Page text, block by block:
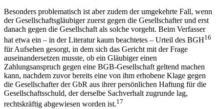
Besonders problematisch ist aber zudem der umgekehrte Fall, wenn
der Gesellschaftsgläubiger zuerst gegen die Gesellschafter und erst
danach gegen die Gesellschaft als solche vorgeht. Beim Verfasser
hat etwa ein –​ in der Literatur kaum beachtetes –​ Urteil des BGH16
für Aufsehen gesorgt, in dem sich das Gericht mit der Frage
auseinandersetzen musste, ob ein Gläubiger einen
Zahlungsanspruch gegen eine BGB-​Gesellschaft geltend machen
kann, nachdem zuvor bereits eine von ihm erhobene Klage gegen
die Gesellschafter der GbR aus ihrer persönlichen Haftung für die
Gesellschaftsschuld, der derselbe Sachverhalt zugrunde lag,
rechtskräftig abgewiesen worden ist.17